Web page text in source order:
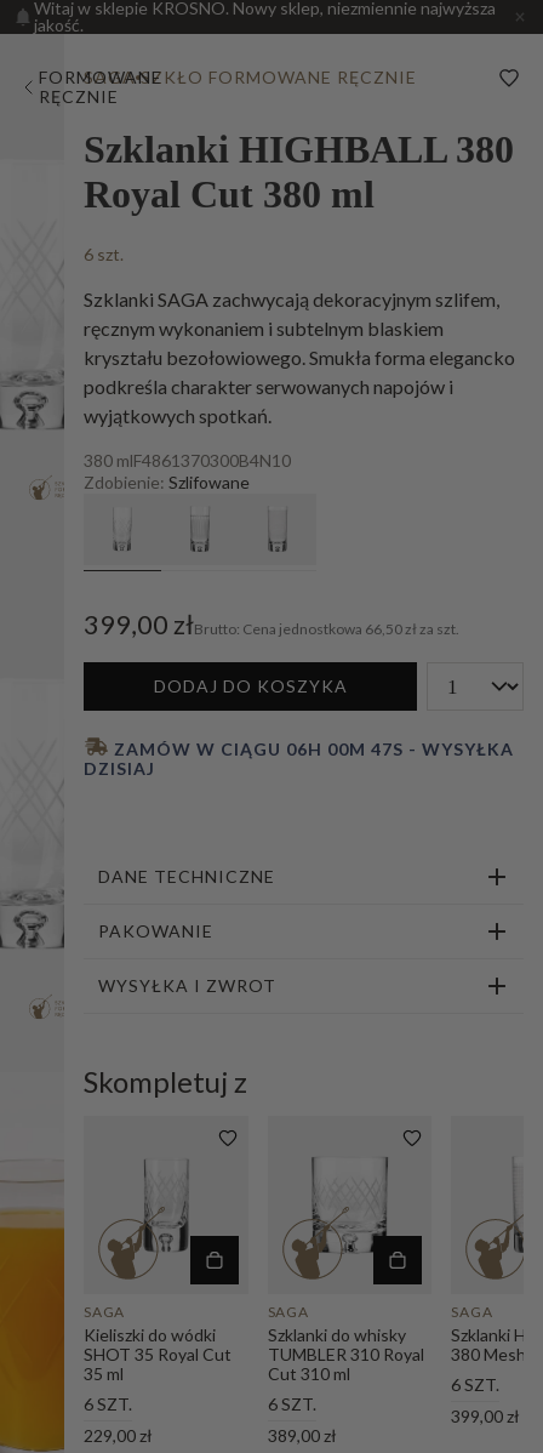
Witaj w sklepie KROSNO. Nowy sklep, niezmiennie najwyższa
jakość.
FORMOWANE
RĘCZNIE
SAGA SZKŁO FORMOWANE RĘCZNIE
Szklanki HIGHBALL 380
Royal Cut 380 ml
6 szt.
Szklanki SAGA zachwycają dekoracyjnym szlifem,
ręcznym wykonaniem i subtelnym blaskiem
kryształu bezołowiowego. Smukła forma elegancko
podkreśla charakter serwowanych napojów i
wyjątkowych spotkań.
380 mlF4861370300B4N10
Zdobienie: Szlifowane
399,00 zł Cena jednostkowa 66,50 zł za szt.
DODAJ DO KOSZYKA
DANE TECHNICZNE
PAKOWANIE
WYSYŁKA I ZWROT
Skompletuj z
SAGA
Kieliszki do wódki
SHOT 35 Royal Cut
35 ml
6 SZT.
229,00 zł
SAGA
Szklanki do whisky
TUMBLER 310 Royal
Cut 310 ml
6 SZT.
389,00 zł
SAGA
Szklanki
380 Mesh
6 SZT.
399,00 zł
ZAMÓW W CIĄGU 06H 00M 46S - WYSYŁKA
DZISIAJ